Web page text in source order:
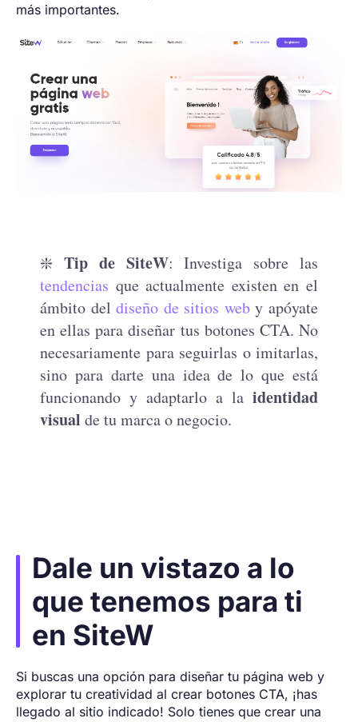
más importantes.
❇️ Tip de SiteW: Investiga sobre las
tendencias que actualmente existen en el
ámbito deldiseño de sitios weby apóyate
en ellas para diseñar tus botones CTA. No
necesariamente para seguirlas o imitarlas,
sino para darte una idea de lo que está
funcionando y adaptarlo a la identidad
visual de tu marca o negocio.
Dale un vistazo a lo
que tenemos para ti
en SiteW
Si buscas una opción para diseñar tu página web y
explorar tu creatividad al crear botones CTA, ¡has
llegado al sitio indicado! Solo tienes que crear una